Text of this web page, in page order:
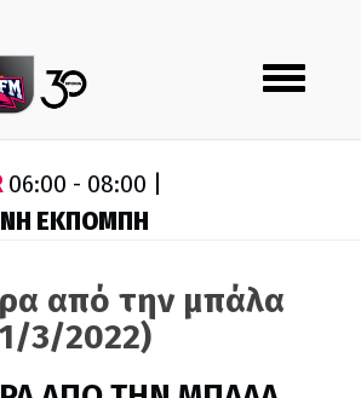
Toggle
navigation
06:00 - 08:00 |
ΕΚΠΟΜΠΗ
από την μπάλα
3/2022)